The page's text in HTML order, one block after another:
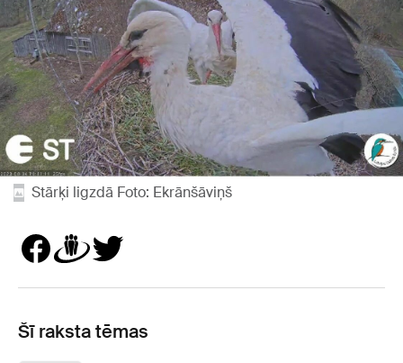
Stārķi ligzdā Foto: Ekrānšāviņš
Šī raksta tēmas